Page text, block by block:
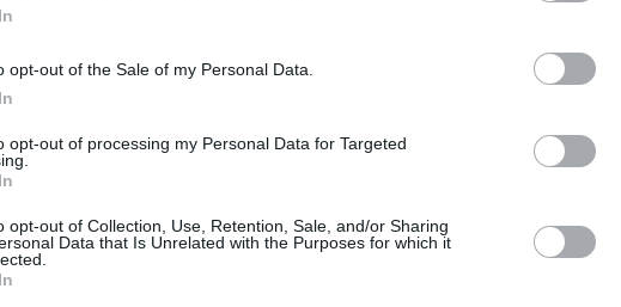
opt-out of the Sale of my Personal Data.
opt-out of processing my Personal Data for Targeted
opt-out of Collection, Use, Retention, Sale, and/or Sharing
Data that Is Unrelated with the Purposes for which it
ομάδα του Βασίλη Σπανούλη
Παπαγιάννης: Ανακοινώθηκε
Εφές υπό τους ήχους του...
Βίντεο
1